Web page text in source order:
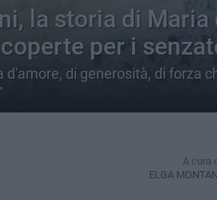
la storia di Maria
per i
di generosità, di forza
A cura
ELGA